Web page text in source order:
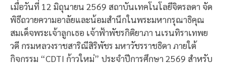
เมื่อวันที่ 12 มิถุนายน 2569 สถาบันเทคโนโลยีจิตรลดา จัด
พิธีถวายความอาลัยและน้อมสำนึกในพระมหากรุณาธิคุณ
สมเด็จพระเจ้าลูกเธอ เจ้าฟ้าพัชรกิติยาภา นเรนทิราเทพย
วดี กรมหลวงราชสาริณีสิริพัชร มหาวัชรราชธิดา ภายใต้
กิจกรรม “CDTI ก้าวใหม่” ประจำปีการศึกษา 2569 สำหรับ